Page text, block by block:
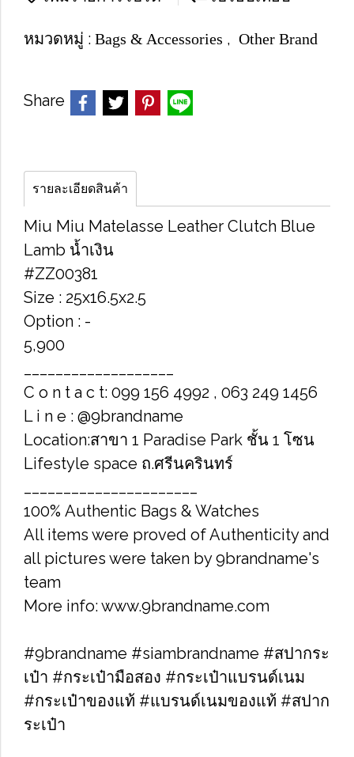
หมวดหมู่ : Bags & Accessories , Other Brand
Share
รายละเอียดสินค้า
Miu Miu Matelasse Leather Clutch Blue
Lamb น้ำเงิน
#ZZ00381
Size : 25x16.5x2.5
Option : -
5,900
C o n t a c t: 099 156 4992 , 063 249 1456
L i n e : @9brandname
Location:สาขา 1 Paradise Park ชั้น 1 โซน
Lifestyle space ถ.ศรีนครินทร์
100% Authentic Bags & Watches
All items were proved of Authenticity and
all pictures were taken by 9brandname's
team
More info: www.9brandname.com
#9brandname #siambrandname #สปากระ
เป๋า #กระเป๋ามือสอง #กระเป๋าแบรนด์เนม
#กระเป๋าของแท้ #แบรนด์เนมของแท้ #สปาก
ระเป๋า